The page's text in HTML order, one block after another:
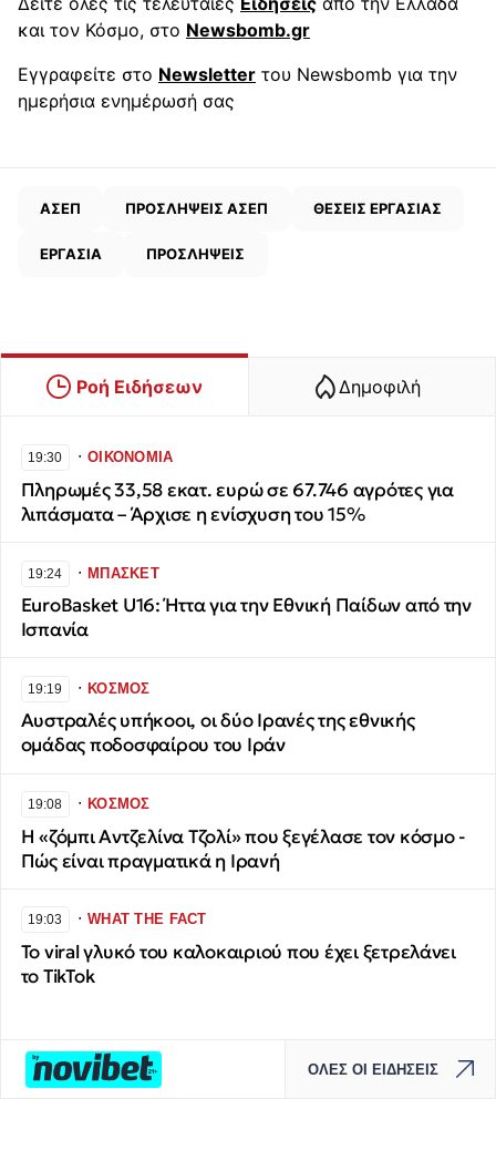
και τον Κόσμο, στο Newsbomb.gr
Εγγραφείτε στο Newsletter του Newsbomb για την
ημερήσια ενημέρωσή σας
ΑΣΕΠ ΠΡΟΣΛΗΨΕΙΣ ΑΣΕΠ ΘΕΣΕΙΣ ΕΡΓΑΣΙΑΣ
ΕΡΓΑΣΙΑ ΠΡΟΣΛΗΨΕΙΣ
Ροή Ειδήσεων Δημοφιλή
19:30 ∙ΟΙΚΟΝΟΜΙΑ
Πληρωμές 33,58 εκατ. ευρώ σε 67.746 αγρότες για
λιπάσματα – Άρχισε η ενίσχυση του 15%
19:24 ∙ΜΠΑΣΚΕΤ
EuroBasket U16: Ήττα για την Εθνική Παίδων από την
Ισπανία
19:19 ∙ΚΟΣΜΟΣ
Αυστραλές υπήκοοι, οι δύο Ιρανές της εθνικής
ομάδας ποδοσφαίρου του Ιράν
19:08 ∙ΚΟΣΜΟΣ
H «ζόμπι Αντζελίνα Τζολί» που ξεγέλασε τον κόσμο -
Πώς είναι πραγματικά η Ιρανή
19:03 ∙WHAT THE FACT
Το viral γλυκό του καλοκαιριού που έχει ξετρελάνει
το TikTok
ΟΛΕΣ ΟΙ ΕΙΔΗΣΕΙΣ